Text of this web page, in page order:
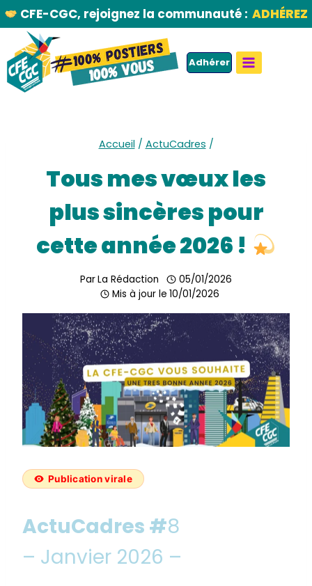
Aller
au
contenu
CFE-CGC, rejoignez la communauté : ADHÉREZ
Adhérer
Accueil / ActuCadres /
Tous mes vœux les
plus sincères pour
cette année 2026 !
ParLa Rédaction
05/01/2026
Mis à jour le 10/01/2026
Publication virale
ActuCadres #8
– Janvier 2026 –